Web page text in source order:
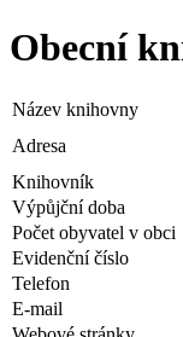
Obecní
Název knihovny
Adresa
Knihovník
Výpůjční doba
Počet obyvatel v obci
Evidenční číslo
Telefon
E-mail